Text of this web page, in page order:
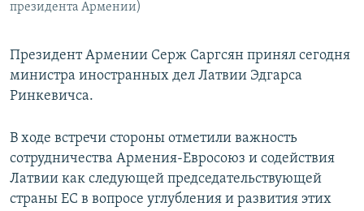
президента Армении)
Президент Армении Серж Саргсян принял сегодня
министра иностранных дел Латвии Эдгарса
Ринкевичса.
В ходе встречи стороны отметили важность
сотрудничества Армения-Евросоюз и содействия
Латвии как следующей председательствующей
страны ЕС в вопросе углубления и развития этих